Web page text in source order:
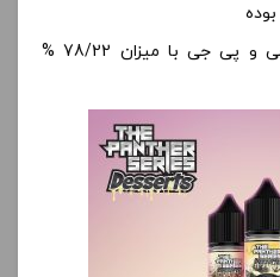
که از ترکیب مشخصی وی جی و پی جی با میزان 78/22 %